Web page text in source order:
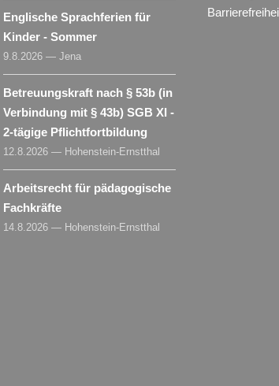
Englische Sprachferien für
Kinder - Sommer
9.8.2026 — Jena
Betreuungskraft nach § 53b (in
Verbindung mit § 43b) SGB XI -
2-tägige Pflichtfortbildung
12.8.2026 — Hohenstein-Ernstthal
Arbeitsrecht für pädagogische
Fachkräfte
14.8.2026 — Hohenstein-Ernstthal